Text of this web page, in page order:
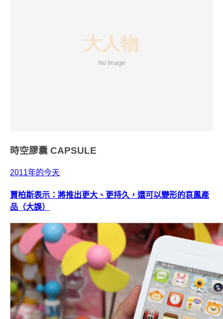
時空膠囊 CAPSULE
2011年的今天
賈柏斯表示：將推出更大、更持久，還可以變形的哀鳳產
品（大誤）